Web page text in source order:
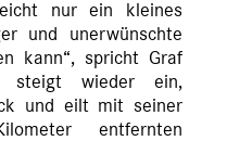
nur ein kleines
und unerwünschte
kann“, spricht Graf
steigt wieder ein,
und eilt mit seiner
entfernten